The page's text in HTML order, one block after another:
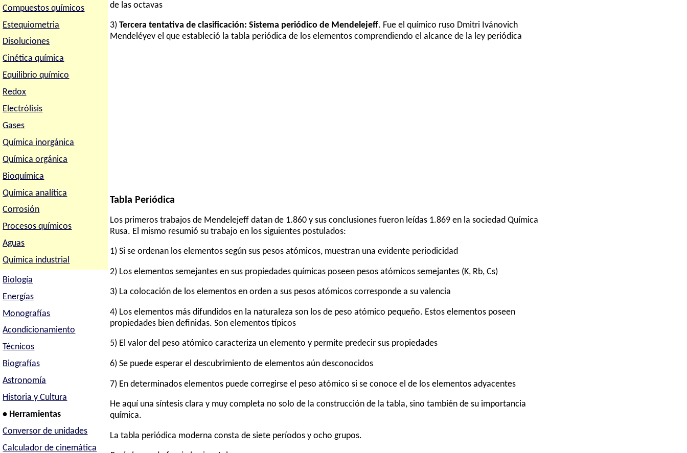
Compuestos químicos
Estequiometria
Disoluciones
Cinética química
Equilibrio químico
Redox
Electrólisis
Gases
Química inorgánica
Química orgánica
Bioquímica
Química analítica
Corrosión
Procesos químicos
Aguas
Química industrial
Biología
Energías
Monografías
Acondicionamiento
Técnicos
Biografías
Astronomía
Historia y Cultura
• Herramientas
Conversor de unidades
Calculador de cinemática
de las octavas
3)Tercera tentativa de clasificación: Sistema periódico de Mendelejeff. Fue el químico ruso Dmitri Ivánovich
Mendeléyev el que estableció la tabla periódica de los elementos comprendiendo el alcance de la ley periódica
Tabla Periódica
Los primeros trabajos de Mendelejeff datan de 1.860 y sus conclusiones fueron leídas 1.869 en la sociedad Química
Rusa. El mismo resumió su trabajo en los siguientes postulados:
1) Si se ordenan los elementos según sus pesos atómicos, muestran una evidente periodicidad
2) Los elementos semejantes en sus propiedades químicas poseen pesos atómicos semejantes (K, Rb, Cs)
3) La colocación de los elementos en orden a sus pesos atómicos corresponde a su valencia
4) Los elementos más difundidos en la naturaleza son los de peso atómico pequeño. Estos elementos poseen
propiedades bien definidas. Son elementos típicos
5) El valor del peso atómico caracteriza un elemento y permite predecir sus propiedades
6) Se puede esperar el descubrimiento de elementos aún desconocidos
7) En determinados elementos puede corregirse el peso atómico si se conoce el de los elementos adyacentes
He aquí una síntesis clara y muy completa no solo de la construcción de la tabla, sino también de su importancia
química.
La tabla periódica moderna consta de siete períodos y ocho grupos.